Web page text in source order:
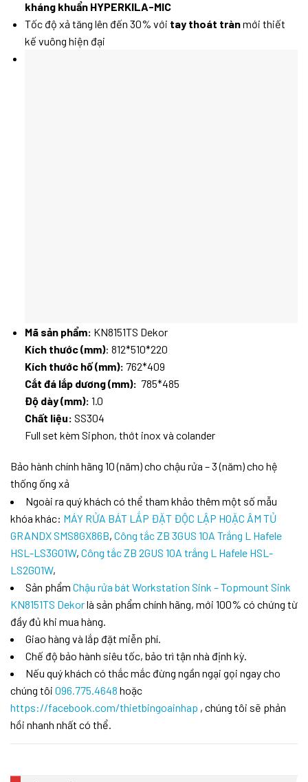
kháng khuẩn HYPERKILA-MIC
Tốc độ xả tăng lên đến 30% với tay thoát trànmới thiết
kế vuông hiện đại
Mã sản phẩm: KN8151TS Dekor
Kích thước (mm): 812*510*220
Kích thước hố (mm): 762*409
Cắt đá lắp dương (mm): 785*485
Độ dày (mm): 1.0
Chất liệu: SS304
Full set kèm Siphon, thớt inox và colander
Bảo hành chính hãng 10 (năm) cho chậu rửa – 3 (năm) cho hệ
thống ống xả
Ngoài ra quý khách có thể tham khảo thêm một số mẫu
khóa khác: MÁY RỬA BÁT LẮP ĐẶT ĐỘC LẬP HOẶC ÂM TỦ
GRANDX SMS8GX86B, Công tắc ZB 3GUS 10A Trắng L Hafele
HSL-LS3G01W, Công tắc ZB 2GUS 10A trắng L Hafele HSL-
LS2G01W,
Sản phẩm Chậu rửa bát Workstation Sink – Topmount Sink
KN8151TS Dekorlà sản phẩm chính hãng, mới 100% có chứng từ
đầy đủ khi mua hàng.
Giao hàng và lắp đặt miễn phí.
Chế độ bảo hành siêu tốc, bảo trì tận nhà định kỳ.
Nếu quý khách có thắc mắc đừng ngần ngại gọi ngay cho
chúng tôi 096.775.4648 hoặc
https://facebook.com/thietbingoainhap , chúng tôi sẽ phản
hồi nhanh nhất có thể.